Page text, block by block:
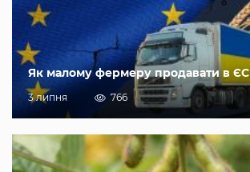
Як малому фермеру продавати в ЄС
3 липня 766